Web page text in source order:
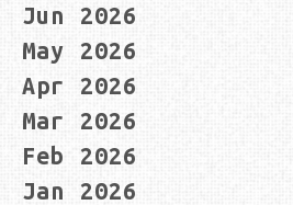
Jun 2026
May 2026
Apr 2026
Mar 2026
Feb 2026
Jan 2026